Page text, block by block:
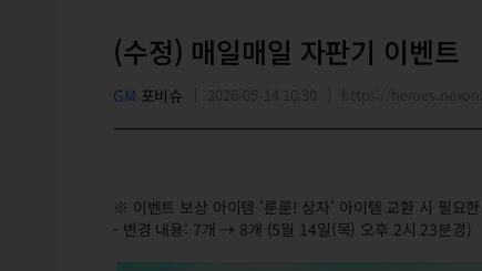
(수정) 매일매일 자판기 이벤트
GM 포비슈
※ 이벤트 보상 아이템 '룬룬! 상자' 아이템 교환 시 필요
- 변경 내용: 7개 → 8개 (5월 14일(목) 오후 2시 23분경)